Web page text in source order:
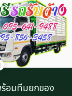
อมทีมยกของ